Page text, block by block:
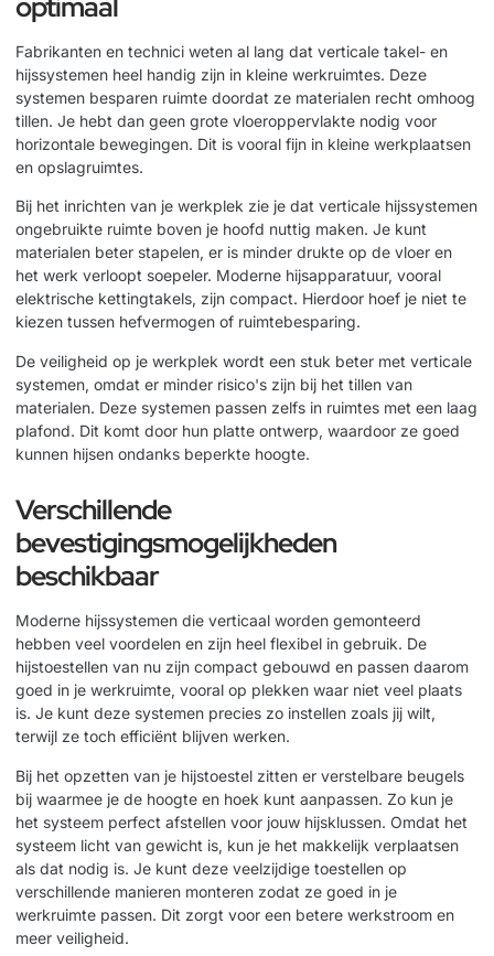
Fabrikanten en technici weten al lang dat verticale takel- en
hijssystemen heel handig zijn in kleine werkruimtes. Deze
systemen besparen ruimte doordat ze materialen recht omhoog
tillen. Je hebt dan geen grote vloeroppervlakte nodig voor
horizontale bewegingen. Dit is vooral fijn in kleine werkplaatsen
en opslagruimtes.
Bij het inrichten van je werkplek zie je dat verticale hijssystemen
ongebruikte ruimte boven je hoofd nuttig maken. Je kunt
materialen beter stapelen, er is minder drukte op de vloer en
het werk verloopt soepeler. Moderne hijsapparatuur, vooral
elektrische kettingtakels, zijn compact. Hierdoor hoef je niet te
kiezen tussen hefvermogen of ruimtebesparing.
De veiligheid op je werkplek wordt een stuk beter met verticale
systemen, omdat er minder risico's zijn bij het tillen van
materialen. Deze systemen passen zelfs in ruimtes met een laag
plafond. Dit komt door hun platte ontwerp, waardoor ze goed
kunnen hijsen ondanks beperkte hoogte.
Verschillende
bevestigingsmogelijkheden
beschikbaar
Moderne hijssystemen die verticaal worden gemonteerd
hebben veel voordelen en zijn heel flexibel in gebruik. De
hijstoestellen van nu zijn compact gebouwd en passen daarom
goed in je werkruimte, vooral op plekken waar niet veel plaats
is. Je kunt deze systemen precies zo instellen zoals jij wilt,
terwijl ze toch efficiënt blijven werken.
Bij het opzetten van je hijstoestel zitten er verstelbare beugels
bij waarmee je de hoogte en hoek kunt aanpassen. Zo kun je
het systeem perfect afstellen voor jouw hijsklussen. Omdat het
systeem licht van gewicht is, kun je het makkelijk verplaatsen
als dat nodig is. Je kunt deze veelzijdige toestellen op
verschillende manieren monteren zodat ze goed in je
werkruimte passen. Dit zorgt voor een betere werkstroom en
meer veiligheid.